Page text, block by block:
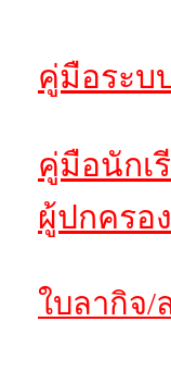
คู่มือระบ
คู่มือนักเ
ผู้ปกครอ
ใบลากิจ/